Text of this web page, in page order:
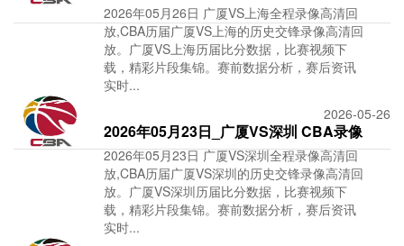
_全场录像【
2026年05月26日 广厦VS上海全程录像高清回
放,CBA历届广厦VS上海的历史交锋录像高清回
放。广厦VS上海历届比分数据，比赛视频下
载，精彩片段集锦。赛前数据分析，赛后资讯
实时...
2026-05-26
2026年05月23日_广厦VS深圳 CBA录像
_高清录像【
2026年05月23日 广厦VS深圳全程录像高清回
放,CBA历届广厦VS深圳的历史交锋录像高清回
放。广厦VS深圳历届比分数据，比赛视频下
载，精彩片段集锦。赛前数据分析，赛后资讯
实时...